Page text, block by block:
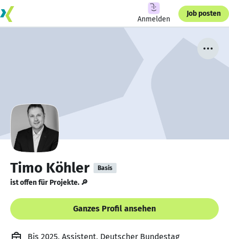
Anmelden
Job posten
Timo Köhler Basis
ist offen für Projekte. 🔎
Ganzes Profil ansehen
Bis 2025, Assistent, Deutscher Bundestag